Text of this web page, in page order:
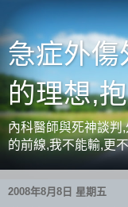
急症外傷
的理想,
內科醫師與死神談判
的前線,我不能輸,更
2008年8月8日 星期五